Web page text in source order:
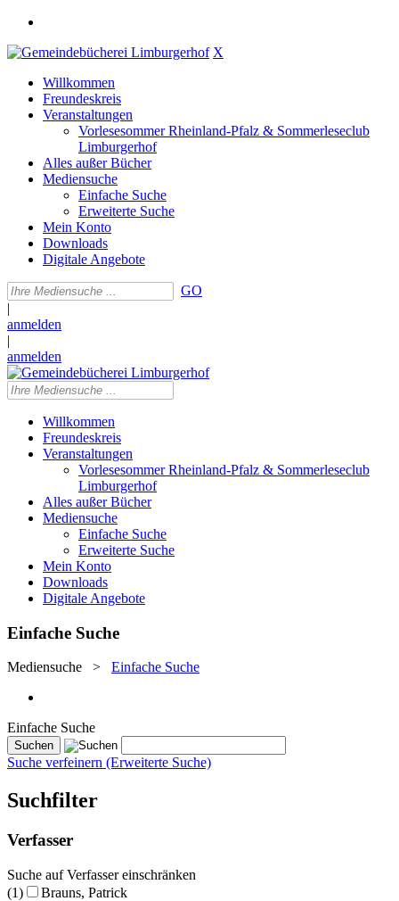
X
Willkommen
Freundeskreis
Veranstaltungen
Vorlesesommer Rheinland-Pfalz & Sommerleseclub
Limburgerhof
Alles außer Bücher
Mediensuche
Einfache Suche
Erweiterte Suche
Mein Konto
Downloads
Digitale Angebote
GO
|
anmelden
|
anmelden
Willkommen
Freundeskreis
Veranstaltungen
Vorlesesommer Rheinland-Pfalz & Sommerleseclub
Limburgerhof
Alles außer Bücher
Mediensuche
Einfache Suche
Erweiterte Suche
Mein Konto
Downloads
Digitale Angebote
Einfache Suche
Mediensuche > Einfache Suche
Einfache Suche
Suche verfeinern (Erweiterte Suche)
Suchfilter
Verfasser
Suche auf Verfasser einschränken
(1)
Brauns, Patrick